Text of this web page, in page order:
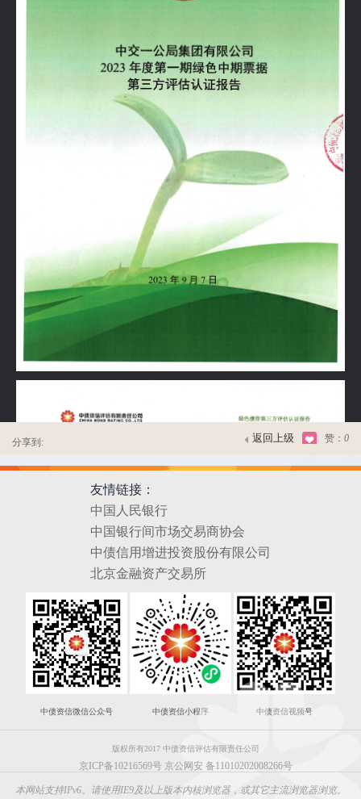
分享到: 返回上级 赞： 0
友情链接：
中国人民银行
中国银行间市场交易商协会
中债信用增进投资股份有限公司
北京金融资产交易所
中债资信微信公众号 中债资信小程序 中债资信视频号
版权所有2017 中债资信评估有限责任公司
京ICP备10216569号 京公网安 备11010202008266号
本网站支持IPv6。请使用IE9及以上版本内核浏览器，或其它主流浏览器浏览。